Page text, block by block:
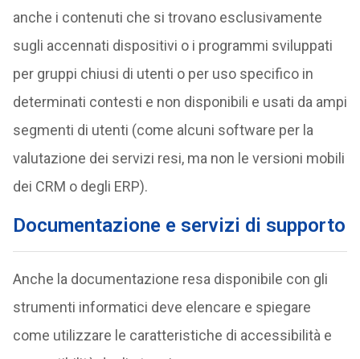
anche i contenuti che si trovano esclusivamente
sugli accennati dispositivi o i programmi sviluppati
per gruppi chiusi di utenti o per uso specifico in
determinati contesti e non disponibili e usati da ampi
segmenti di utenti (come alcuni software per la
valutazione dei servizi resi, ma non le versioni mobili
dei CRM o degli ERP).
Documentazione e servizi di supporto
Anche la documentazione resa disponibile con gli
strumenti informatici deve elencare e spiegare
come utilizzare le caratteristiche di accessibilità e